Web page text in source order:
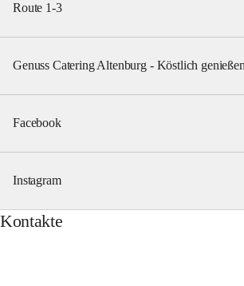
Route 1-3
Genuss Catering Altenburg - Köstlich genießen
Facebook
Instagram
Kontakte